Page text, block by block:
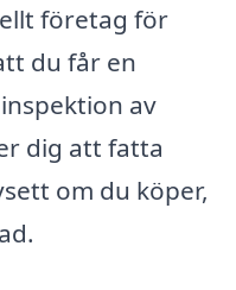
företag för
du får en
av
dig att fatta
om du köper,